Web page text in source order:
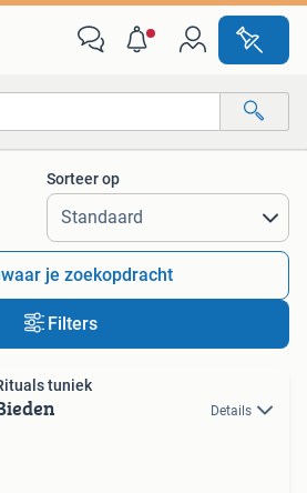
afstanden…
Sorteer op
je zoekopdracht
Filters
tuniek
Details